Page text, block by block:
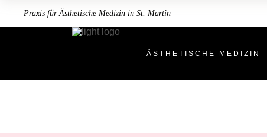
Praxis für Ästhetische Medizin in St. Martin
ÄSTHETISCHE MEDIZIN